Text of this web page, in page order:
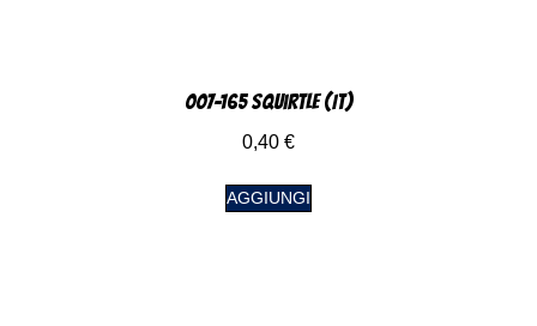
007-165 Squirtle (IT)
0,40 €
AGGIUNGI